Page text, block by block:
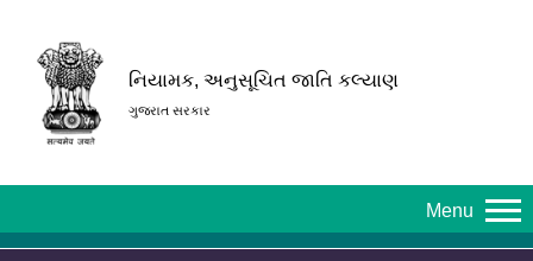
નિયામક, અનુસૂચિત જાતિ કલ્યાણ
ગુજરાત સરકાર
Menu